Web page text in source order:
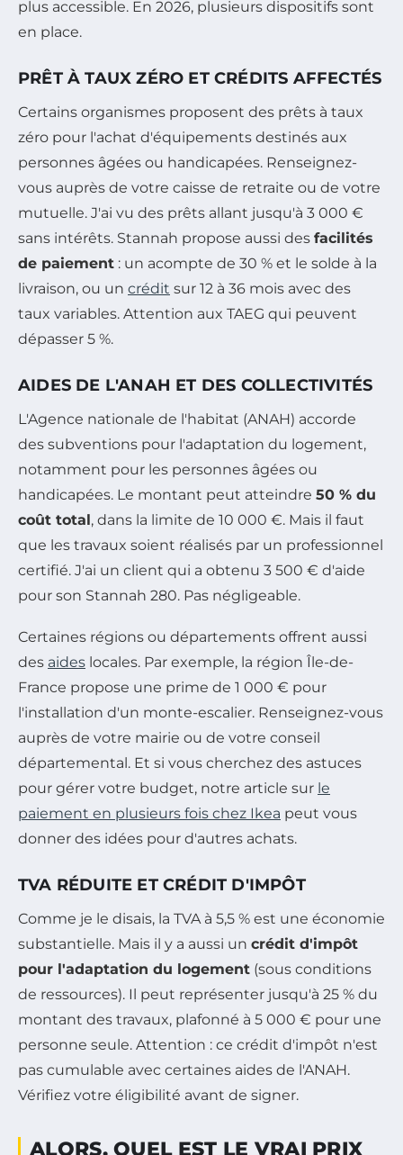
plus accessible. En 2026, plusieurs dispositifs sont
en place.
PRÊT À TAUX ZÉRO ET CRÉDITS AFFECTÉS
Certains organismes proposent des prêts à taux
zéro pour l'achat d'équipements destinés aux
personnes âgées ou handicapées. Renseignez-
vous auprès de votre caisse de retraite ou de votre
mutuelle. J'ai vu des prêts allant jusqu'à 3 000 €
sans intérêts. Stannah propose aussi des facilités
de paiement : un acompte de 30 % et le solde à la
livraison, ou un crédit sur 12 à 36 mois avec des
taux variables. Attention aux TAEG qui peuvent
dépasser 5 %.
AIDES DE L'ANAH ET DES COLLECTIVITÉS
L'Agence nationale de l'habitat (ANAH) accorde
des subventions pour l'adaptation du logement,
notamment pour les personnes âgées ou
handicapées. Le montant peut atteindre 50 % du
coût total , dans la limite de 10 000 €. Mais il faut
que les travaux soient réalisés par un professionnel
certifié. J'ai un client qui a obtenu 3 500 € d'aide
pour son Stannah 280. Pas négligeable.
Certaines régions ou départements offrent aussi
des aides locales. Par exemple, la région Île-de-
France propose une prime de 1 000 € pour
l'installation d'un monte-escalier. Renseignez-vous
auprès de votre mairie ou de votre conseil
départemental. Et si vous cherchez des astuces
pour gérer votre budget, notre article sur le
paiement en plusieurs fois chez Ikea peut vous
donner des idées pour d'autres achats.
TVA RÉDUITE ET CRÉDIT D'IMPÔT
Comme je le disais, la TVA à 5,5 % est une économie
substantielle. Mais il y a aussi un crédit d'impôt
pour l'adaptation du logement (sous conditions
de ressources). Il peut représenter jusqu'à 25 % du
montant des travaux, plafonné à 5 000 € pour une
personne seule. Attention : ce crédit d'impôt n'est
pas cumulable avec certaines aides de l'ANAH.
Vérifiez votre éligibilité avant de signer.
ALORS, QUEL EST LE VRAI PRIX